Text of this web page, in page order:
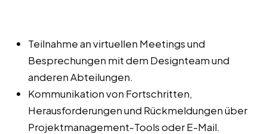
Teilnahme an virtuellen Meetings und
Besprechungen mit dem Designteam und
anderen Abteilungen.
Kommunikation von Fortschritten,
Herausforderungen und Rückmeldungen über
Projektmanagement-Tools oder E-Mail.